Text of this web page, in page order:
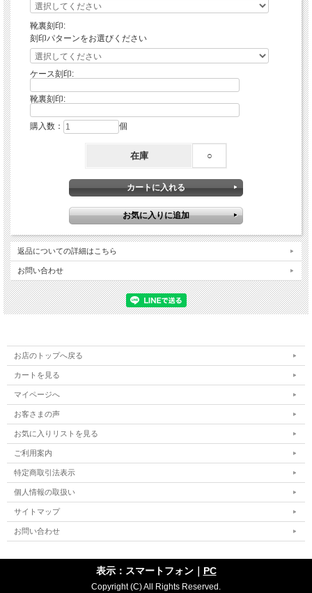
靴裏刻印:
刻印パターンをお選びください
ケース刻印:
靴裏刻印:
購入数： 個
在庫 ○
返品についての詳細はこちら
お問い合わせ
お店のトップへ戻る
カートを見る
マイページへ
お客さまの声
お気に入りリストを見る
ご利用案内
特定商取引法表示
個人情報の取扱い
サイトマップ
お問い合わせ
表示：スマートフォン｜ PC
Copyright (C) All Rights Reserved.